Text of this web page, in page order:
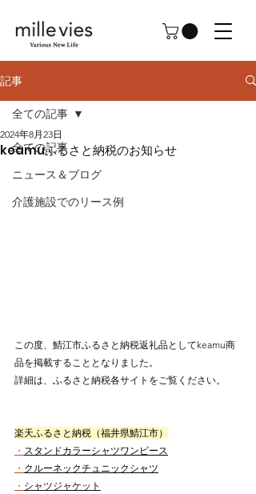
記事
全ての記事
ニュース＆ブログ
介護施設でのリース例
全ての記事
keamuふるさと納税のお知らせ
2024年8月23日
この度、鯖江市ふるさと納税返礼品としてkeamu商
品を掲載することとなりました。
詳細は、ふるさと納税各サイトをご覧ください。
楽天ふるさと納税（福井県鯖江市）
・ スタンドカラーシャツワンピース
・ クルーネックチュニックシャツ
・ シャツジャケット